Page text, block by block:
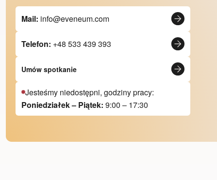
Mail: info@eveneum.com
Telefon: +48 533 439 393
Umów spotkanie
Jesteśmy niedostępni, godziny pracy:
Poniedziałek – Piątek: 9:00 – 17:30